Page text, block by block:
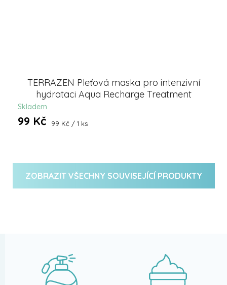
TERRAZEN Pleťová maska pro intenzivní
hydrataci Aqua Recharge Treatment
Skladem
99 Kč
Měrná
99 Kč / 1 ks
ZOBRAZIT VŠECHNY SOUVISEJÍCÍ PRODUKTY